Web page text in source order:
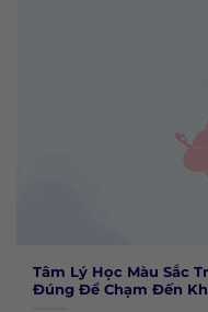
Tâm Lý Học Màu Sắc
Đúng Để Chạm Đến